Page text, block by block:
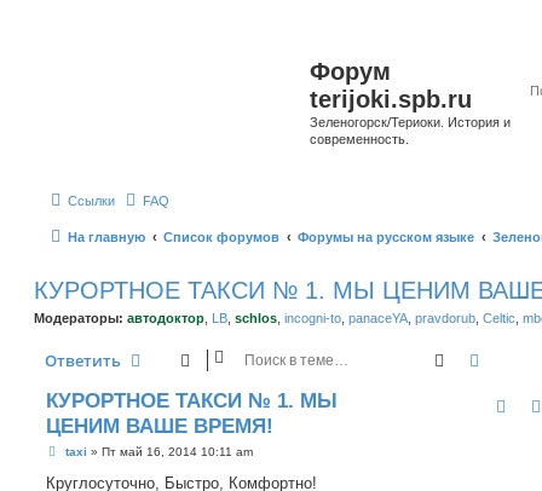
Форум
terijoki.spb.ru
Зеленогорск/Териоки. История и
современность.
Ссылки FAQ
На главную Список форумов Форумы на русском языке
КУРОРТНОЕ ТАКСИ № 1. МЫ ЦЕНИМ
Модераторы: автодоктор LB schlos incogni-to panaceYA pravdorub Celtic
Ответить Поиск
КУРОРТНОЕ ТАКСИ № 1. МЫ
ЦЕНИМ ВАШЕ ВРЕМЯ!
С
о
taxi » Пт май 16, 2014 10:11 am
Круглосуточно, Быстро, Комфортно!